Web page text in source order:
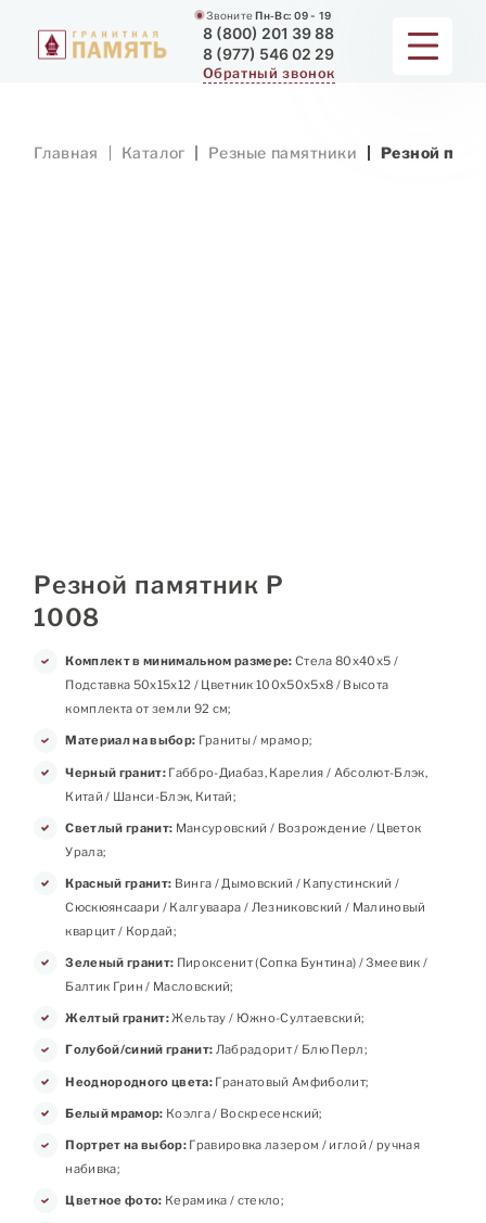
ЗвонитеПн-Вс: 09 - 19
8 (800) 201 39 88
8 (977) 546 02 29
Обратный звонок
Главная Каталог Резные памятники Резной
Резной памятник Р
1008
Комплект в минимальном размере: Стела 80х40х5 /
Подставка 50х15х12 / Цветник 100х50х5х8 / Высота
комплекта от земли 92 см;
Материал на выбор: Граниты / мрамор;
Черный гранит:Габбро-Диабаз, Карелия / Абсолют-Блэк,
Китай / Шанси-Блэк, Китай;
Светлый гранит: Мансуровский / Возрождение / Цветок
Урала;
Красный гранит: Винга / Дымовский / Капустинский /
Сюскюянсаари / Калгуваара / Лезниковский / Малиновый
кварцит / Кордай;
Зеленый гранит: Пироксенит (Сопка Бунтина) / Змеевик /
Балтик Грин / Масловский;
Желтый гранит:Жельтау / Южно-Султаевский;
Голубой/синий гранит: Лабрадорит / Блю Перл;
Неоднородного цвета:Гранатовый Амфиболит;
Белый мрамор: Коэлга / Воскресенский;
Портрет на выбор:Гравировка лазером / иглой / ручная
набивка;
Цветное фото: Керамика / стекло;